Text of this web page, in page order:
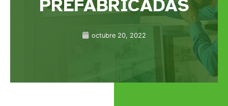
PREFABRICADAS
octubre 20, 2022